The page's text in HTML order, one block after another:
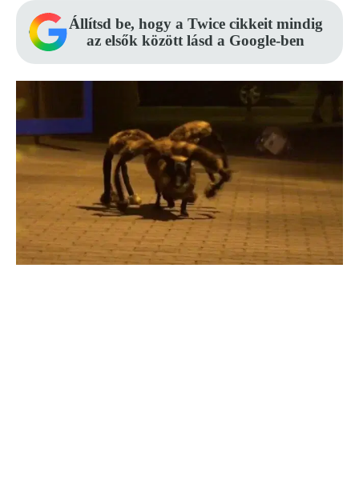
Állítsd be, hogy a Twice cikkeit mindig
az elsők között lásd a Google-ben